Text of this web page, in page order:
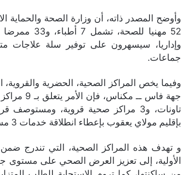
وأوضح المصدر ذاته، أن وزارة الصحة والحماية
جماعات.
وفيما يخص المراكز الصحية، الحضرية والقروية،
تاونات، و3 مراكز صحية قروية،
بإقليم مولاي يعقوب بإعطاء انطلاقة خدمات 3 مستوصفات قروية ومركز حضري واحد.
و تهدف هذه المراكز الصحية، التي تندرج
الأولية، إلى تعزيز العرض الصحي على